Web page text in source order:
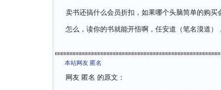
卖书还搞什么会员折扣，如果哪个头脑简单的购
怎么，读你的书就能开悟啊，任安道（笔名漠道）
本站网友 匿名
网友 匿名 的原文：